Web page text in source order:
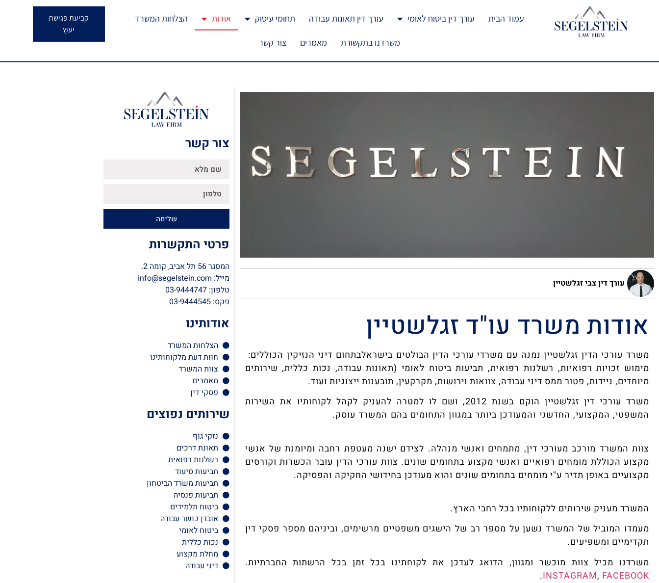
עמוד הבית עורך דין ביטוח לאומי עורך דין תאונות עבודה תחומי עיסוק אודות הצלחות המשרד
משרדנו בתקשורת מאמרים צור קשר
קביעת פגישת
יעוץ
עורך דין צבי זגלשטיין
אודות משרד עו"ד זגלשטיין
משרד עורכי הדין זגלשטיין נמנה עם משרדי עורכי הדין הבולטים בישראלבתחום דיני הנזיקין הכוללים:
מימוש זכויות רפואיות, רשלנות רפואית, תביעות ביטוח לאומי (תאונות עבודה, נכות כללית, שירותים
מיוחדים, ניידות, פטור ממס דיני עבודה, צוואות וירושות, מקרקעין, תובענות ייצוגיות ועוד.
משרד עורכי דין זגלשטיין הוקם בשנת 2012, ושם לו למטרה להעניק לקהל לקוחותיו את השירות
המשפטי, המקצועי, החדשני והמעודכן ביותר במגוון התחומים בהם המשרד עוסק.
צוות המשרד מורכב מעורכי דין, מתמחים ואנשי מנהלה. לצידם ישנה מעטפת רחבה ומיומנת של אנשי
מקצוע הכוללת מומחים רפואיים ואנשי מקצוע בתחומים שונים. צוות עורכי הדין עובר הכשרות וקורסים
מקצועיים באופן תדיר ע"י מומחים בתחומים שונים והוא מעודכן בחידושי החקיקה והפסיקה.
המשרד מעניק שירותים ללקוחותיו בכל רחבי הארץ.
מעמדו המוביל של המשרד נשען על מספר רב של הישגים משפטיים מרשימים, וביניהם מספר פסקי דין
תקדימיים ומשפיעים.
משרדנו מכיל צוות מוכשר ומגוון, הדואג לעדכן את לקוחתינו בכל זמן בכל הרשתות החברתיות.
INSTAGRAM, FACEBOOK
.
צור קשר
שליחה
פרטי התקשרות
המסגר 56 תל אביב, קומה 2.
מייל: info@segelstein.com
טלפון: 03-9444747
פקס: 03-9444545
אודותינו
הצלחות המשרד
חוות דעת מלקוחותינו
צוות המשרד
מאמרים
פסקי דין
שירותים נפוצים
נזקי גוף
תאונת דרכים
רשלנות רפואית
תביעות סיעוד
תביעות משרד הביטחון
תביעות פנסיה
ביטוח תלמידים
אובדן כושר עבודה
ביטוח לאומי
נכות כללית
מחלת מקצוע
דיני עבודה